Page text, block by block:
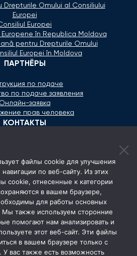
Drepturile Omului al Consiliului
Europei
Europei
în Republica Moldova
pentru Drepturile Omului
Europei în Moldova
ПАРТНЁРЫ
по подаче
по подаче заявления
Онлайн-заявка
прав человека
КОНТАКТЫ
Ешилор 11/3, Кишинёв
- Пятница: 08:00 - 17:00
СОЦ. СЕТИ
файлы cookie для улучшения
по веб-сайту. Из этих
cookie, отнесенные к категории
в вашем браузере,
для работы основных
Мы также используем сторонние
помогают нам анализировать и
этот веб-сайт. Эти файлы
в вашем браузере только с
У вас также есть возможность